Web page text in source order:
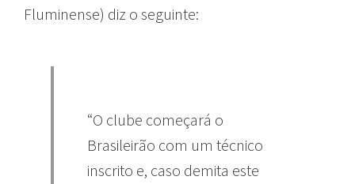
Fluminense) diz o seguinte:
“O clube começará o
Brasileirão com um técnico
inscrito e, caso demita este